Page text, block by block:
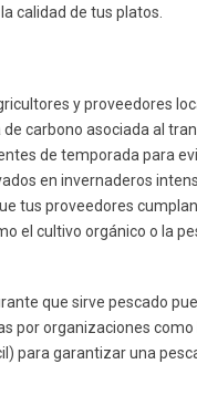
calidad de tus platos.
y proveedores
carbono asociada al
de temporada para
en invernaderos
tus proveedores
el cultivo orgánico o la
que sirve pescado
por organizaciones como
para garantizar una